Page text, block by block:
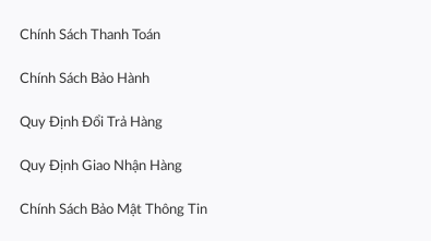
Chính Sách Thanh Toán
Chính Sách Bảo Hành
Quy Định Đổi Trả Hàng
Quy Định Giao Nhận Hàng
Chính Sách Bảo Mật Thông Tin